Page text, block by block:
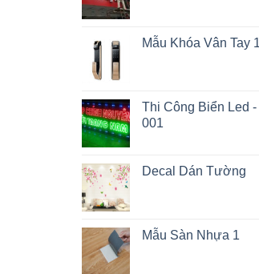
Mẫu Khóa Vân Tay 1
Thi Công Biển Led -
001
Decal Dán Tường
Mẫu Sàn Nhựa 1